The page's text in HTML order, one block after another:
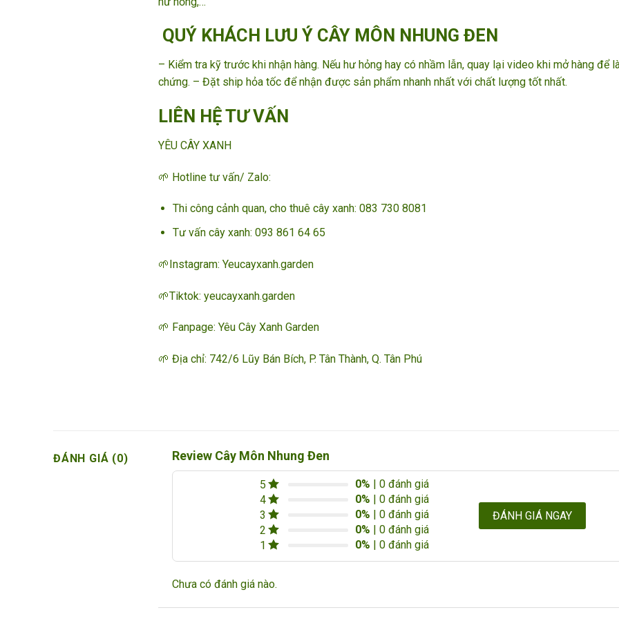
QUÝ KHÁCH LƯU Ý CÂY MÔN NHUNG ĐEN
– Kiểm tra kỹ trước khi nhận hàng. Nếu hư hỏng hay có nhầm lẫn, quay lại video khi mở hàng để
chứng. – Đặt ship hỏa tốc để nhận được sản phẩm nhanh nhất với chất lượng tốt nhất.
LIÊN HỆ TƯ VẤN
YÊU CÂY XANH
🌱 Hotline tư vấn/ Zalo:
Thi công cảnh quan, cho thuê cây xanh: 083 730 8081
Tư vấn cây xanh: 093 861 64 65 ­­
🌱Instagram: Yeucayxanh.garden
🌱Tiktok: yeucayxanh.garden
🌱 Fanpage:Yêu Cây Xanh Garden
🌱 Địa chỉ: 742/6 Lũy Bán Bích, P. Tân Thành, Q. Tân Phú
ĐÁNH GIÁ (0) Review Cây Môn Nhung Đen
5 0% | 0 đánh giá
4
0% | 0 đánh giá
3
0% | 0 đánh giá
2
0% | 0 đánh giá
1
0% | 0 đánh giá
ĐÁNH GIÁ NGAY
Chưa có đánh giá nào.